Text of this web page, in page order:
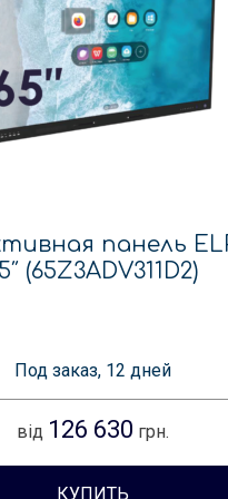
панель
(65Z3ADV311D2)
Под заказ, 12 дней
від 126 630 грн.
КУПИТЬ